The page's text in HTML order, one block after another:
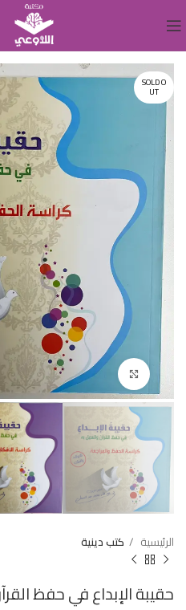
SOLD O
UT
Click to enlarge
الرئيسية كتب دينية
حقيبة الإبداع في حفظ